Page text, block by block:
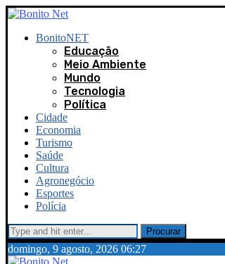
BonitoNET
Educação
Meio Ambiente
Mundo
Tecnologia
Política
Cidade
Economia
Turismo
Saúde
Cultura
Agronegócio
Esportes
Polícia
Procurar
domingo, 9 agosto, 2026 06:27